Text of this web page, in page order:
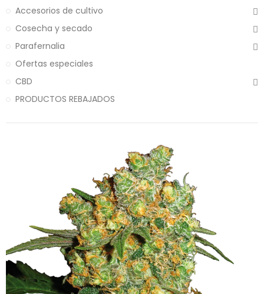
Accesorios de cultivo
Cosecha y secado
Parafernalia
Ofertas especiales
CBD
PRODUCTOS REBAJADOS